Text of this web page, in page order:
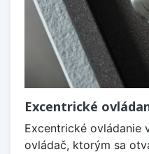
Excentrické
Excentrické ovládanie
ovládač, ktorým sa